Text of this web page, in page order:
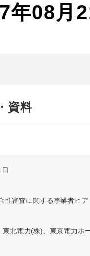
年08月
資料
性審査に関する事業者ヒ
東北電力(株)、東京電力ホ